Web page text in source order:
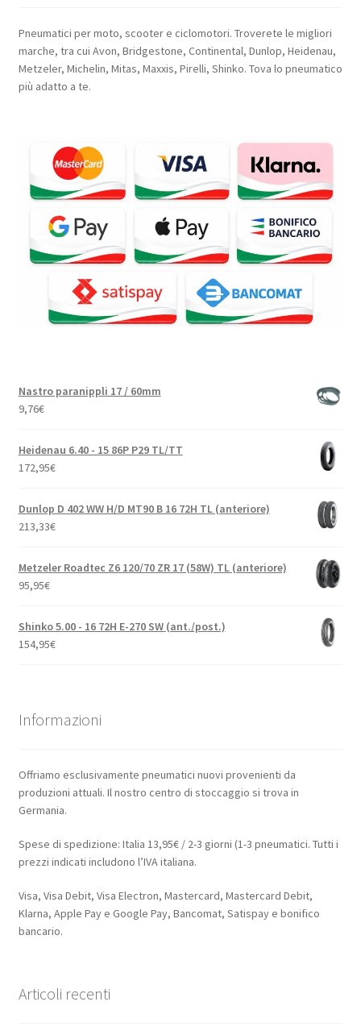
Pneumatici per moto, scooter e ciclomotori. Troverete le migliori
marche, tra cui Avon, Bridgestone, Continental, Dunlop, Heidenau,
Metzeler, Michelin, Mitas, Maxxis, Pirelli, Shinko. Tova lo pneumatico
più adatto a te.
Nastro paranippli 17 / 60mm
9,76€
Heidenau 6.40 - 15 86P P29 TL/TT
172,95€
Dunlop D 402 WW H/D MT90 B 16 72H TL (anteriore)
213,33€
Metzeler Roadtec Z6 120/70 ZR 17 (58W) TL (anteriore)
95,95€
Shinko 5.00 - 16 72H E-270 SW (ant./post.)
154,95€
Informazioni
Offriamo esclusivamente pneumatici nuovi provenienti da
produzioni attuali. Il nostro centro di stoccaggio si trova in
Germania.
Spese di spedizione: Italia 13,95€ / 2-3 giorni (1-3 pneumatici. Tutti i
prezzi indicati includono l’IVA italiana.
Visa, Visa Debit, Visa Electron, Mastercard, Mastercard Debit,
Klarna, Apple Pay e Google Pay, Bancomat, Satispay e bonifico
bancario.
Articoli recenti